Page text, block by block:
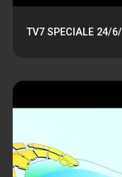
TV7 SPECIALE 24/